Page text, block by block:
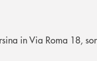
in Via Roma 18,